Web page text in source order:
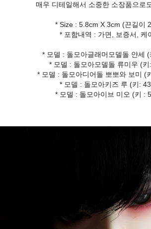
매우 디테일해서 소중한 소장품으로
* Size : 5.8cm X 3cm (끈길이
* 포함내역 : 가면, 보증서, 케
* 모델 : 돌모아글래머모델돌 얀세
* 모델 : 돌모아모델돌 류미우 (
* 모델 : 돌모아디어돌 뽀뽀와 보미 (
* 모델 : 돌모아키즈 루 (키:
* 모델 : 돌모아이브 미오 (키 :